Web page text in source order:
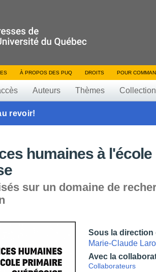
À PROPOS DES PUQ DROITS POUR
Auteurs Thèmes
revoir!
humaines à
sur un domaine de
Sous la direction
Marie-Claude
Avec la
Collaborateurs